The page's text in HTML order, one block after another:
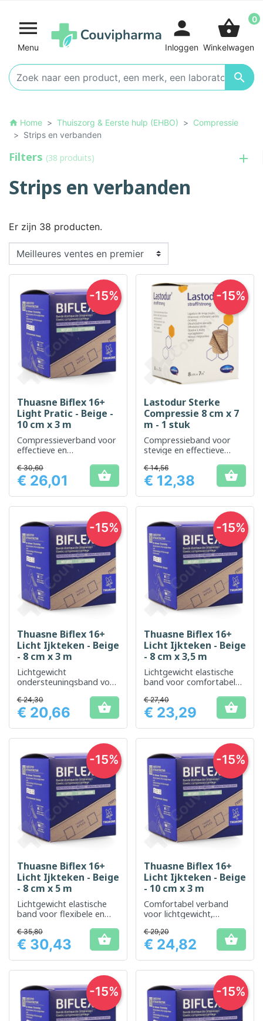

Menu

person
Inloggen
shopping_basket 0
Winkelwagen
home Home Thuiszorg & Eerste hulp (EHBO)
Compressie
Strips en verbanden
Filters (38 produits)
Strips en verbanden
Er zijn 38 producten.
Thuasne Biflex 16+
Light Pratic - Beige -
10 cm x 3 m
Compressieverband voor
effectieve en
ondersteuning
Prijs
€ 30,60
€ 26,01 
-15%
Lastodur Sterke
Compressie 8 cm x 7
m - 1 stuk
Compressieband voor
stevige en effectieve
Prijs
€ 14,56
€ 12,38 
-15%
Thuasne Biflex 16+
Licht Ijkteken - Beige
- 8 cm x 3 m
Lichtgewicht
ondersteuningsband voor
Prijs
€ 24,30
€ 20,66 
-15%
Thuasne Biflex 16+
Licht Ijkteken - Beige
- 8 cm x 3,5 m
Lichtgewicht elastische
band voor comfortabele,
ondersteuning
Prijs
€ 27,40
€ 23,29 
-15%
Thuasne Biflex 16+
Licht Ijkteken - Beige
- 8 cm x 5 m
Lichtgewicht elastische
band voor flexibele en
ondersteuning
Prijs
€ 35,80
€ 30,43 
-15%
Thuasne Biflex 16+
Licht Ijkteken - Beige
- 10 cm x 3 m
Comfortabel verband
voor lichtgewicht,
Prijs
€ 29,20
€ 24,82 
-15%
-15% -15%